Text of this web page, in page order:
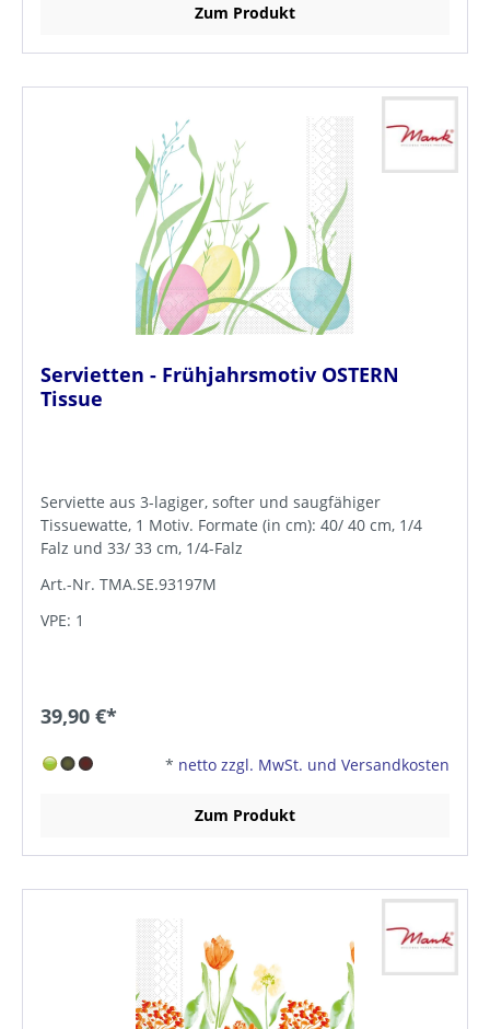
Zum Produkt
Servietten - Frühjahrsmotiv OSTERN
Tissue
Serviette aus 3-lagiger, softer und saugfähiger
Tissuewatte, 1 Motiv. Formate (in cm): 40/ 40 cm, 1/4
Falz und 33/ 33 cm, 1/4-Falz
Art.-Nr. TMA.SE.93197M
VPE: 1
39,90 €*
* netto zzgl. MwSt. und Versandkosten
Zum Produkt